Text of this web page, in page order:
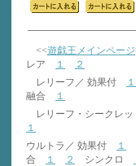
<<遊戯王メインページ
レア
１
２
レリーフ／ 効果付
１
融合
１
レリーフ・シークレ
１
ウルトラ／ 効果付
１
合
１ ２ シンクロ